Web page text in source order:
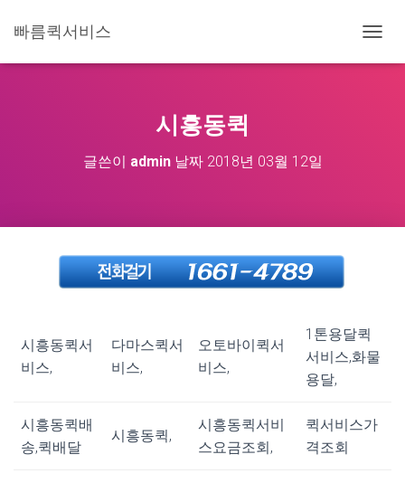
빠름퀵서비스
비
시흥동퀵
글쓴이 admin날짜 2018년 03월 12일
시흥동퀵서
비스,
다마스퀵서
비스,
오토바이퀵서
비스,
1톤용달퀵
서비스,화물
용달,
시흥동퀵배
송,퀵배달
시흥동퀵,
시흥동퀵서비
스요금조회,
퀵서비스가
격조회